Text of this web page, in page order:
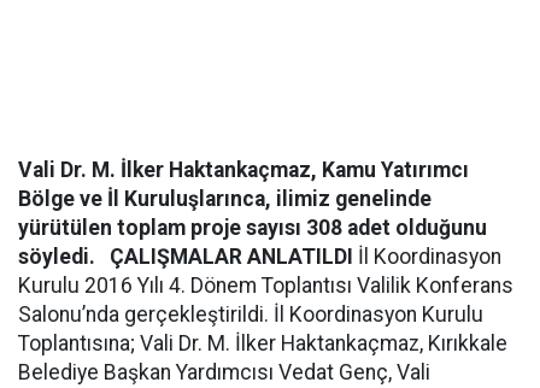
Vali Dr. M. İlker Haktankaçmaz, Kamu Yatırımcı
Bölge ve İl Kuruluşlarınca, ilimiz genelinde
yürütülen toplam proje sayısı 308 adet olduğunu
söyledi.
ÇALIŞMALAR ANLATILDI İl Koordinasyon
Kurulu 2016 Yılı 4. Dönem Toplantısı Valilik Konferans
Salonu’nda gerçekleştirildi. İl Koordinasyon Kurulu
Toplantısına; Vali Dr. M. İlker Haktankaçmaz, Kırıkkale
Belediye Başkan Yardımcısı Vedat Genç, Vali